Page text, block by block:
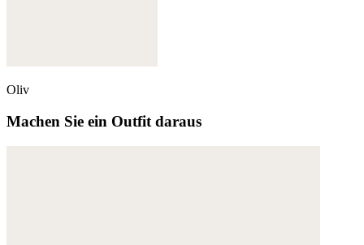
Oliv
Machen Sie ein Outfit daraus